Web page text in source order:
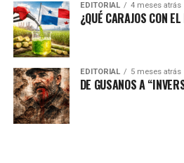
EDITORIAL 4 meses atrás
¿QUÉ CARAJOS CON
EDITORIAL 5 meses atrás
DE GUSANOS A